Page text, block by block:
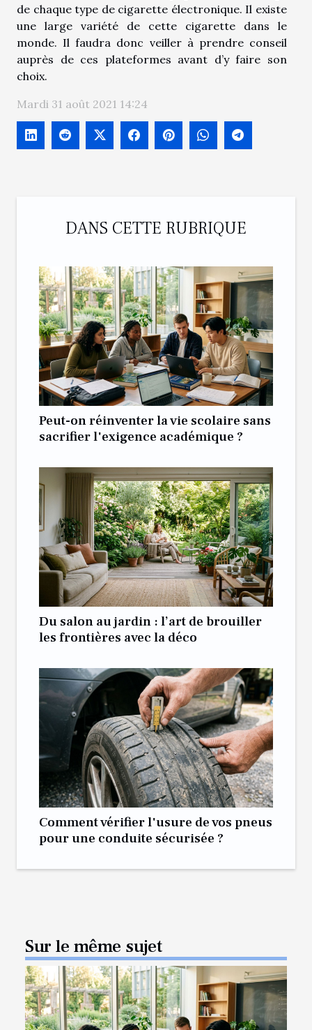
de chaque type de cigarette électronique. Il existe
une large variété de cette cigarette dans le
monde. Il faudra donc veiller à prendre conseil
auprès de ces plateformes avant d’y faire son
choix.
Mardi 31 août 2021 14:24
DANS CETTE RUBRIQUE
Peut-on réinventer la vie scolaire sans
sacrifier l'exigence académique ?
Du salon au jardin : l’art de brouiller
les frontières avec la déco
Comment vérifier l'usure de vos pneus
pour une conduite sécurisée ?
Sur le même sujet